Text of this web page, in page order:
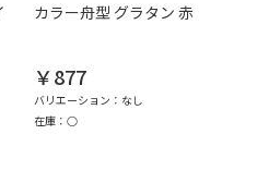
カラー舟型 グラタン 赤
￥877
バリエーション：なし
在庫：○